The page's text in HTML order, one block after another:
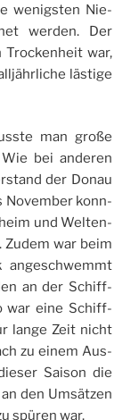
wenig­sten Nie­
wer­den. Der
war,
läs­tige
man große
bei ande­ren
der Donau
Novem­ber konn­
und Wel­ten­
Zudem war beim
anges­ch­wemmt
an der Schiff­
war eine Schiff­
lange Zeit nicht
zu einem Aus­
Sai­son die
den Umsät­zen
spü­ren war.